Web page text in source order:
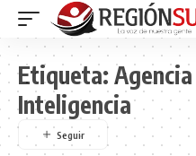
Etiqueta:
Inteligencia